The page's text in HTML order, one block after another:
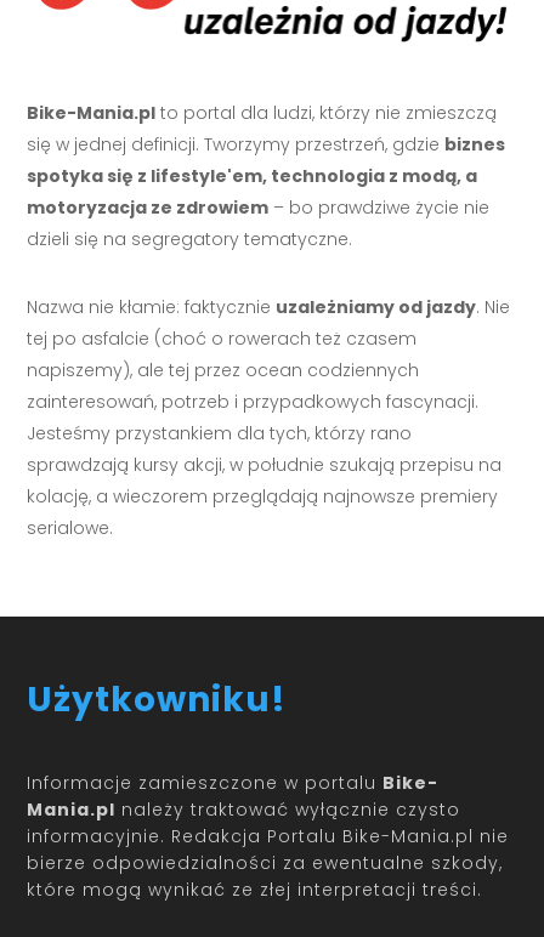
Bike-Mania.pl to portal dla ludzi, którzy nie zmieszczą
się w jednej definicji. Tworzymy przestrzeń, gdzie biznes
spotyka się z lifestyle'em, technologia z modą, a
motoryzacja ze zdrowiem – bo prawdziwe życie nie
dzieli się na segregatory tematyczne.
Nazwa nie kłamie: faktycznie uzależniamy od jazdy. Nie
tej po asfalcie (choć o rowerach też czasem
napiszemy), ale tej przez ocean codziennych
zainteresowań, potrzeb i przypadkowych fascynacji.
Jesteśmy przystankiem dla tych, którzy rano
sprawdzają kursy akcji, w południe szukają przepisu na
kolację, a wieczorem przeglądają najnowsze premiery
serialowe.
Użytkowniku!
Informacje zamieszczone w portalu Bike-
Mania.pl należy traktować wyłącznie czysto
informacyjnie. Redakcja Portalu Bike-Mania.pl nie
bierze odpowiedzialności za ewentualne szkody,
które mogą wynikać ze złej interpretacji treści.